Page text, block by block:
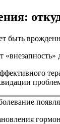
быть